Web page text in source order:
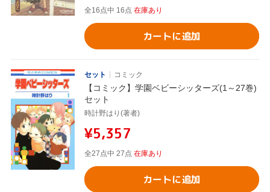
全16点中 16点 在庫あり
カートに追加
セット コミック
【コミック】学園ベビーシッターズ(1～27巻)
セット
時計野はり(著者)
¥5,357
全27点中 27点 在庫あり
カートに追加